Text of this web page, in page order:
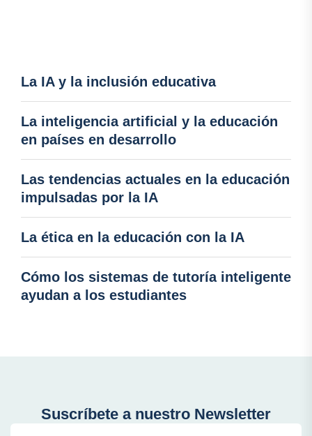
La IA y la inclusión educativa
La inteligencia artificial y la educación
en países en desarrollo
Las tendencias actuales en la educación
impulsadas por la IA
La ética en la educación con la IA
Cómo los sistemas de tutoría inteligente
ayudan a los estudiantes
Suscríbete a nuestro Newsletter